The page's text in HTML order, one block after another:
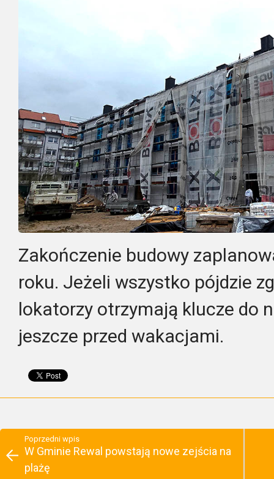
Zakończenie budowy
roku. Jeżeli wszystko pójdzie
lokatorzy otrzymają klucze do
jeszcze przed wakacjami.
Poprzedni wpis
W Gminie Rewal powstają nowe zejścia na
plażę